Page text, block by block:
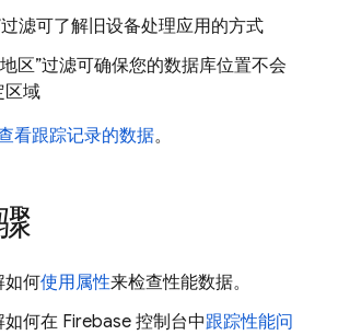
过滤可了解旧设备处理应用的方式
区”过滤可确保您的数据库位置不会
区域
看跟踪记录的数据。
如何使用属性来检查性能数据。
如何在 Firebase 控制台中跟踪性能问